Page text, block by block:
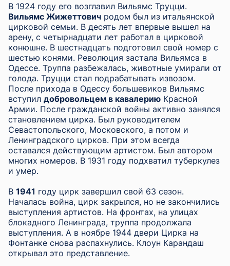
В 1924 году его возглавил Вильямс Труцци.
Вильямс Жижеттович родом был из итальянской
цирковой семьи. В десять лет впервые вышел на
арену, с четырнадцати лет работал в цирковой
конюшне. В шестнадцать подготовил свой номер с
шестью конями. Революция застала Вильямса в
Одессе. Труппа разбежалась, животные умирали от
голода. Труцци стал подрабатывать извозом.
После прихода в Одессу большевиков Вильямс
вступил добровольцем в кавалерию Красной
Армии. После гражданской войны активно занялся
становлением цирка. Был руководителем
Севастопольского, Московского, а потом и
Ленинградского цирков. При этом всегда
оставался действующим артистом. Был автором
многих номеров. В 1931 году подхватил туберкулез
и умер.
В 1941 году цирк завершил свой 63 сезон.
Началась война, цирк закрылся, но не закончились
выступления артистов. На фронтах, на улицах
блокадного Ленинграда, труппа продолжала
выступления. А в ноябре 1944 двери Цирка на
Фонтанке снова распахнулись. Клоун Карандаш
открывал это представление.